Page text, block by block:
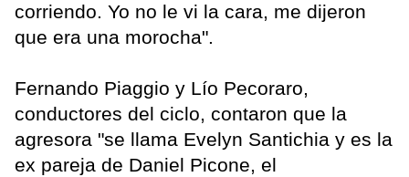
corriendo. Yo no le vi la cara, me dijeron
que era una morocha".
Fernando Piaggio y Lío Pecoraro,
conductores del ciclo, contaron que la
agresora "se llama Evelyn Santichia y es la
ex pareja de Daniel Picone, el